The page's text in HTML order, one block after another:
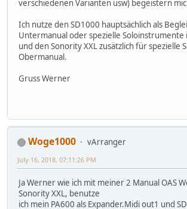
verschiedenen Varianten usw) begeistern
Ich nutze den SD1000 hauptsächlich als
Untermanual oder spezielle Soloinstrumente
und den Sonority XXL zusätzlich für spezielle
Obermanual.
Gruss Werner
Woge1000
vArranger
July 16, 2018, 07:11:26 PM
Ja Werner wie ich mit meiner 2 Manual OAS
Sonority XXL, benutze
ich mein PA600 als Expander.Midi out1 und